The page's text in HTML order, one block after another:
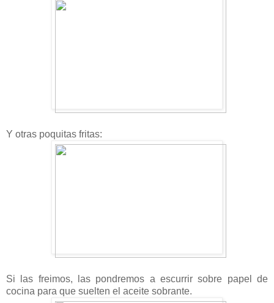
Y otras poquitas fritas:
Si las freimos, las pondremos a escurrir sobre papel de
cocina para que suelten el aceite sobrante.